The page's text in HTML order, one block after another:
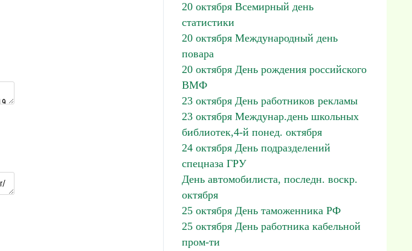
20 октября Всемирный день
статистики
20 октября Международный день
повара
20 октября День рождения российского
ВМФ
23 октября День работников рекламы
23 октября Междунар.день школьных
библиотек,4-й понед. октября
24 октября День подразделений
спецназа ГРУ
День автомобилиста, последн. воскр.
октября
25 октября День таможенника РФ
25 октября День работника кабельной
пром-ти